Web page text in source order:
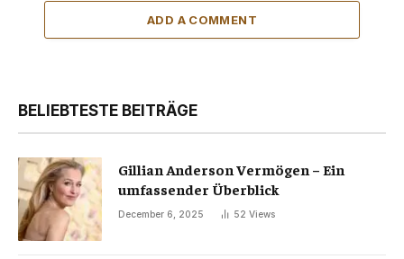
ADD A COMMENT
BELIEBTESTE BEITRÄGE
Gillian Anderson Vermögen – Ein
umfassender Überblick
December 6, 2025 52 Views